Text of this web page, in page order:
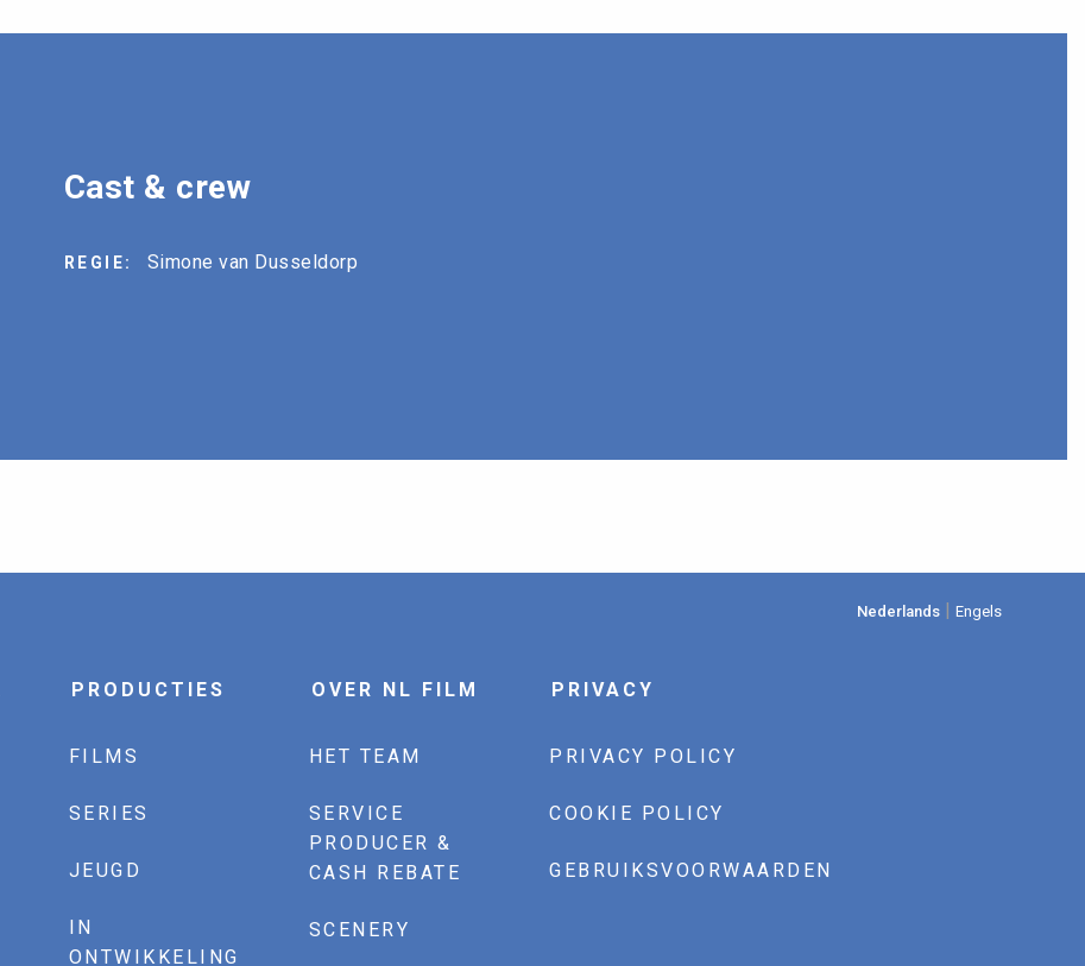
Cast & crew
REGIE: Simone van Dusseldorp
PRODUCTIES
FILMS
SERIES
JEUGD
IN
ONTWIKKELING
OVER NL FILM
HET TEAM
SERVICE
PRODUCER &
CASH REBATE
SCENERY
PRIVACY
PRIVACY POLICY
COOKIE POLICY
GEBRUIKSVOORWAARDEN
Nederlands | Engels